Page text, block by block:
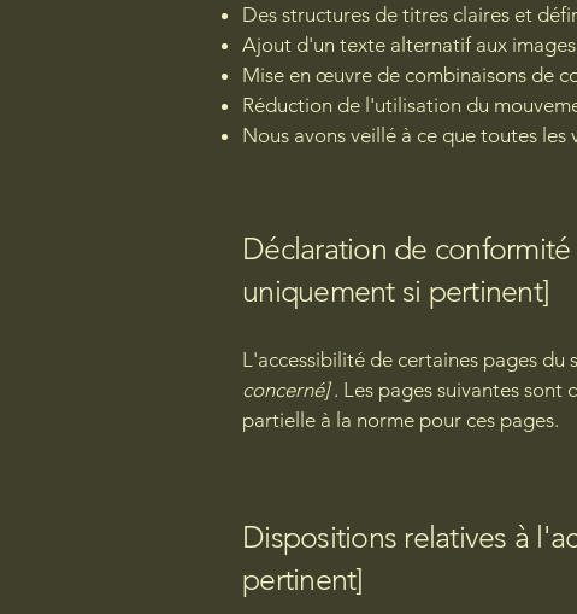
Des structures de titres claires et
Ajout d'un texte alternatif aux images
Mise en œuvre de combinaisons de
Réduction de l'utilisation du
Nous avons veillé à ce que toutes
Déclaration de
uniquement si pertinent]
L'accessibilité de certaines pages
concerné]. Les pages suivantes sont
partielle à la norme pour ces pages.
Dispositions relatives à
pertinent]